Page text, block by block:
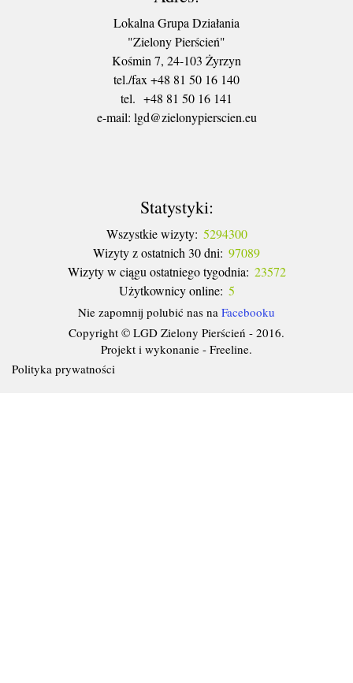
Lokalna Grupa Działania
"Zielony Pierścień"
Kośmin 7, 24-103 Żyrzyn
tel./fax +48 81 50 16 140
tel. +48 81 50 16 141
​e-mail: lgd@zielonypierscien.eu
Statystyki:
Wszystkie wizyty: 5294300
Wizyty z ostatnich 30 dni: 97089
Wizyty w ciągu ostatniego tygodnia: 23572
Użytkownicy online: 5
Nie zapomnij polubić nas na Facebooku
Copyright © LGD Zielony Pierścień - 2016.
Projekt i wykonanie - Freeline.
Polityka prywatności